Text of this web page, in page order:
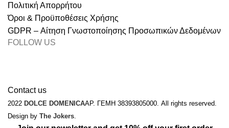
Πολιτική Απορρήτου
Όροι & Προϋποθέσεις Χρήσης
GDPR – Αίτηση Γνωστοποίησης Προσωπικών Δεδομένων
FOLLOW US
Contact us
2022 DOLCE DOMENICAΑΡ. ΓΕΜΗ 38393805000. All rights reserved.
Design by The Jokers